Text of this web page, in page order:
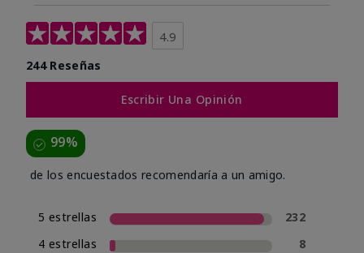
4.9
244 Reseñas
Escribir Una Opinión
99%
de los encuestados recomendaría a un amigo.
5 estrellas
232
4 estrellas
8